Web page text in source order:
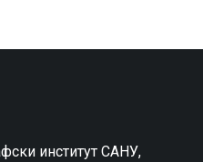
институт САНУ,